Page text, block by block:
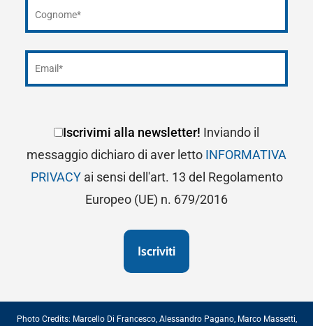
Iscrivimi alla newsletter! Inviando il
messaggio dichiaro di aver letto INFORMATIVA
PRIVACYai sensi dell'art. 13 del Regolamento
Europeo (UE) n. 679/2016
Photo Credits: Marcello Di Francesco, Alessandro Pagano, Marco Massetti,